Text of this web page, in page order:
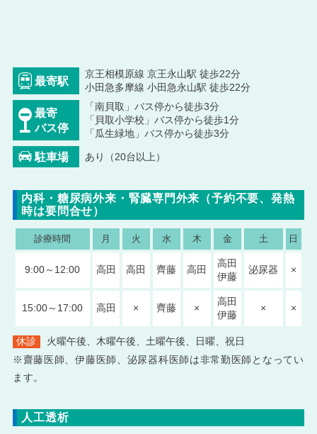
最寄駅
京王相模原線 京王永山駅 徒歩22分
小田急多摩線 小田急永山駅 徒歩22分
最寄
バス停
「南貝取」バス停から徒歩3分
「貝取小学校」バス停から徒歩1分
「瓜生緑地」バス停から徒歩3分
駐車場 あり（20台以上）
内科・糖尿病外来・腎臓専門外来（予約不要、発熱
時は要問合せ）
診療時間 月 火 水 木 金 土 日
9:00～12:00 高田 高田 齊藤 高田
高田
伊藤
泌尿器 ×
15:00～17:00 高田 × 齊藤 ×
高田
伊藤
× ×
休診 火曜午後、木曜午後、土曜午後、日曜、祝日
※齋藤医師、伊藤医師、泌尿器科医師は非常勤医師となってい
ます。
人工透析